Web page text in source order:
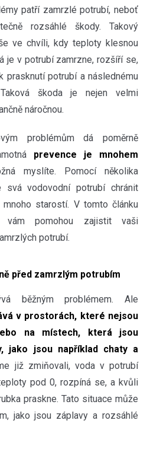
patří zamrzlé potrubí, neboť
rozsáhlé škody. Takový
ve chvíli, kdy teploty klesnou
je v potrubí zamrzne, rozšíří se,
prasknutí potrubí a následnému
škoda je nejen velmi
náročnou.
problémům dá poměrně
prevence je mnohem
myslíte. Pomocí několika
svá vodovodní potrubí chránit
starostí. V tomto článku
vám pomohou zajistit vaši
potrubí.
před zamrzlým potrubím
běžným problémem. Ale
v prostorách, které nejsou
na místech, která jsou
jako jsou například chaty a
již zmiňovali, voda v potrubí
pod 0, rozpíná se, a kvůli
praskne. Tato situace může
jako jsou záplavy a rozsáhlé